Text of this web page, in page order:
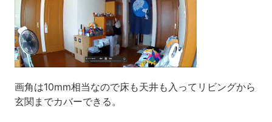
画角は10mm相当なので床も天井も入ってリビングから
玄関までカバーできる。